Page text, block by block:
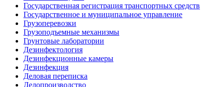
Государственная регистрация транспортных средств
Государственное и муниципальное управление
Грузоперевозки
Грузоподъемные механизмы
Грунтовые лаборатории
Дезинфектология
Дезинфекционные камеры
Дезинфекция
Деловая переписка
Делопроизводство